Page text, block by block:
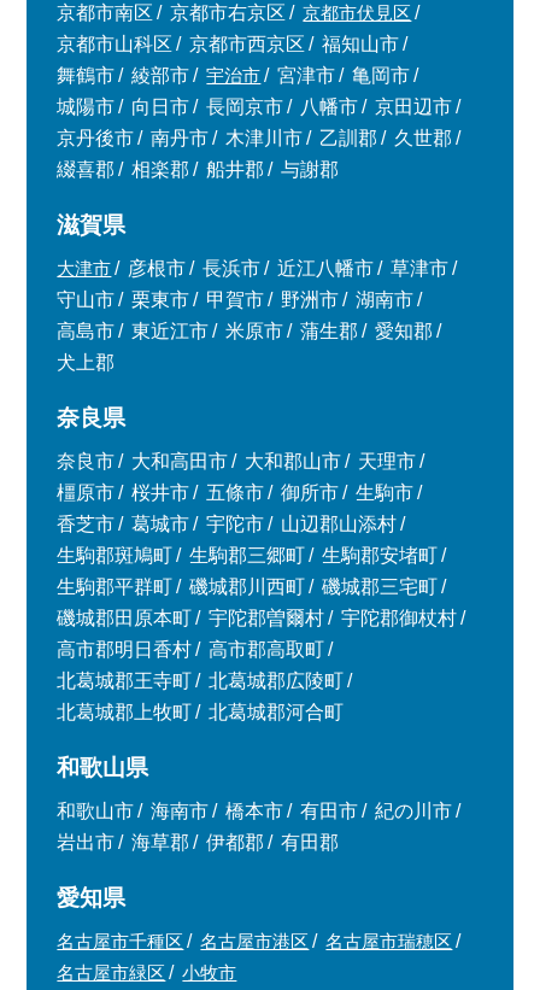
京都市南区
京都市右京区
京都市伏見区
京都市山科区
京都市西京区
福知山市
舞鶴市
綾部市 宇治市 宮津市
亀岡市
城陽市
向日市 長岡京市 八幡市
京田辺市
京丹後市
南丹市 木津川市 乙訓郡
久世郡
綴喜郡
相楽郡 船井郡 与謝郡
滋賀県
大津市 彦根市 長浜市 近江八幡市
草津市
守山市
栗東市 甲賀市 野洲市
湖南市
高島市
東近江市 米原市 蒲生郡
愛知郡
犬上郡
奈良県
奈良市 大和高田市 大和郡山市
天理市
橿原市
桜井市 五條市 御所市
生駒市
香芝市
葛城市 宇陀市
山辺郡山添村
生駒郡斑鳩町
生駒郡三郷町
生駒郡安堵町
生駒郡平群町
磯城郡川西町
磯城郡三宅町
磯城郡田原本町
宇陀郡曽爾村
宇陀郡御杖村
高市郡明日香村
高市郡高取町
北葛城郡王寺町
北葛城郡広陵町
北葛城郡上牧町
北葛城郡河合町
和歌山県
和歌山市 海南市 橋本市 有田市
紀の川市
岩出市
海草郡 伊都郡 有田郡
愛知県
名古屋市千種区 名古屋市港区
名古屋市瑞穂区
名古屋市緑区
小牧市